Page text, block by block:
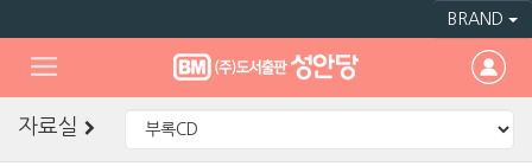
BRAND
자료실